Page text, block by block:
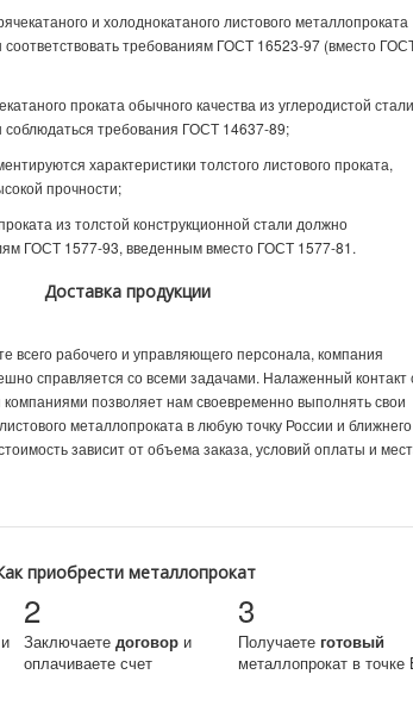
и холоднокатаного листового металлопроката
требованиям ГОСТ 16523-97 (вместо
проката обычного качества из углеродистой стали
требования ГОСТ 14637-89;
характеристики толстого листового проката,
прочности;
из толстой конструкционной стали должно
ГОСТ 1577-93, введенным вместо ГОСТ 1577-81.
Доставка продукции
всего рабочего и управляющего персонала, компания
справляется со всеми задачами. Налаженный контакт
позволяет нам своевременно выполнять свои
металлопроката в любую точку России и ближнего
зависит от объема заказа, условий оплаты и
приобрести металлопрокат
2
Заключаетедоговор и
оплачиваете счет
3
Получаете готовый
металлопрокат в точке